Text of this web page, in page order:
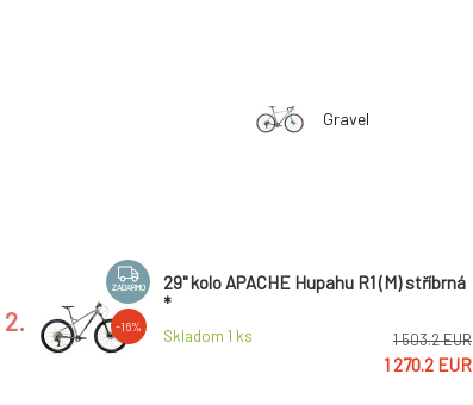
Gravel
2.
ZADARMO
-16%
29" kolo APACHE Hupahu R1 (M) stříbrná
*
Skladom 1 ks 1 503.2 EUR
1 270.2 EUR